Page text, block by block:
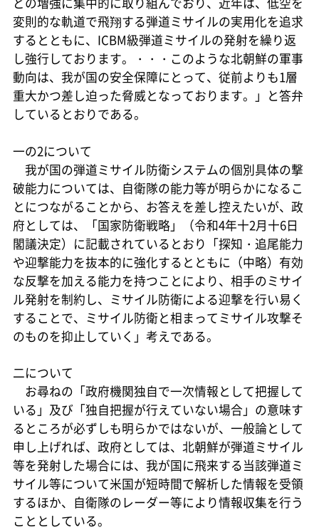
変則的な軌道で飛翔する弾道ミサイルの実用化を追求
するとともに、ICBM級弾道ミサイルの発射を繰り返
し強行しております。・・・このような北朝鮮の軍事
動向は、我が国の安全保障にとって、従前よりも1層
重大かつ差し迫った脅威となっております。」と答弁
しているとおりである。
一の2について
我が国の弾道ミサイル防衛システムの個別具体の撃
破能力については、自衛隊の能力等が明らかになるこ
とにつながることから、お答えを差し控えたいが、政
府としては、「国家防衛戦略」（令和4年十2月十6日
閣議決定）に記載されているとおり「探知・追尾能力
や迎撃能力を抜本的に強化するとともに（中略）有効
な反撃を加える能力を持つことにより、相手のミサイ
ル発射を制約し、ミサイル防衛による迎撃を行い易く
することで、ミサイル防衛と相まってミサイル攻撃そ
のものを抑止していく」考えである。
二について
お尋ねの「政府機関独自で一次情報として把握して
いる」及び「独自把握が行えていない場合」の意味す
るところが必ずしも明らかではないが、一般論として
申し上げれば、政府としては、北朝鮮が弾道ミサイル
等を発射した場合には、我が国に飛来する当該弾道ミ
サイル等について米国が短時間で解析した情報を受領
するほか、自衛隊のレーダー等により情報収集を行う
こととしている。